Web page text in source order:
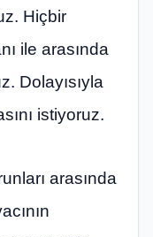
Hiçbir
ile arasında
Dolayısıyla
istiyoruz.
arasında